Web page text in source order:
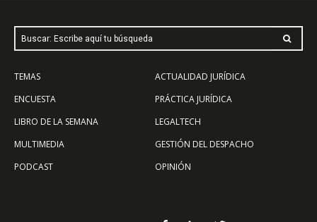
Buscar: Escribe aquí tu búsqueda
TEMAS
ENCUESTA
LIBRO DE LA SEMANA
MULTIMEDIA
PODCAST
ACTUALIDAD JURÍDICA
PRÁCTICA JURÍDICA
LEGALTECH
GESTIÓN DEL DESPACHO
OPINIÓN